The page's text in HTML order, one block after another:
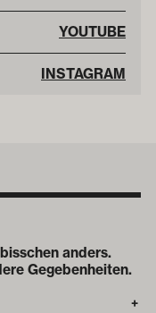
YOUTUBE
INSTAGRAM
anders.
Gegebenheiten.
+